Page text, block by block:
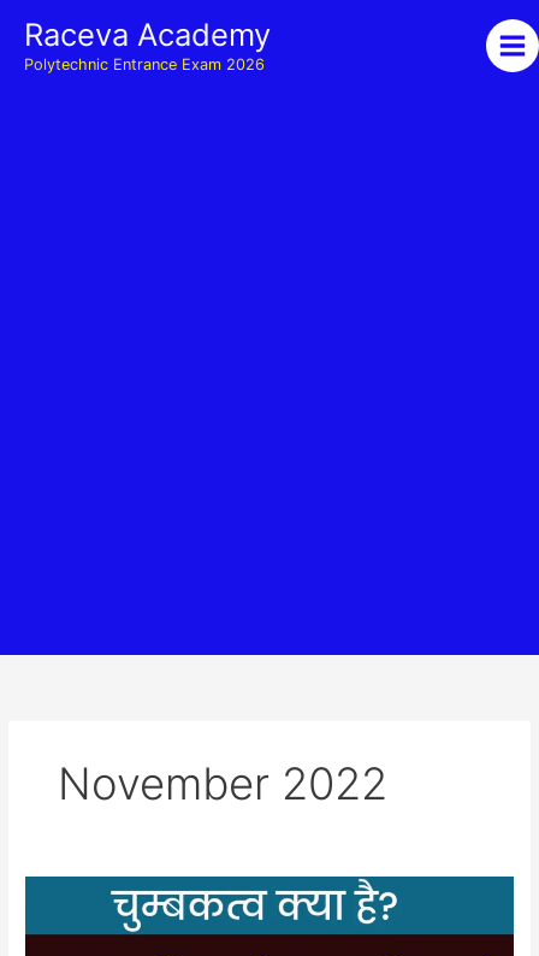
content
Raceva Academy
Polytechnic Entrance Exam 2026
November 2022
है,